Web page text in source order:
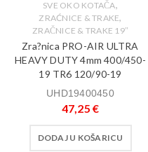
SVE OKO KOTAČA,
ZRAĆNICE & TRAKE,
ZRAČNICE & TRAKE 19″
Zra?nica PRO-AIR ULTRA
HEAVY DUTY 4mm 400/450-
19 TR6 120/90-19
UHD19400450
47,25€
DODAJ U KOŠARICU